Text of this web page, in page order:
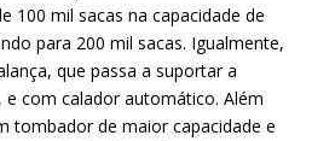
100 mil sacas na capacidade de
para 200 mil sacas. Igualmente,
que passa a suportar a
e com calador automático. Além
tombador de maior capacidade e